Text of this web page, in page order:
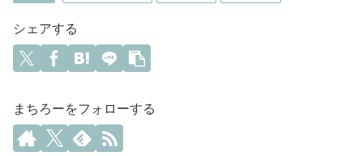
シェアする
まちろーをフォローする